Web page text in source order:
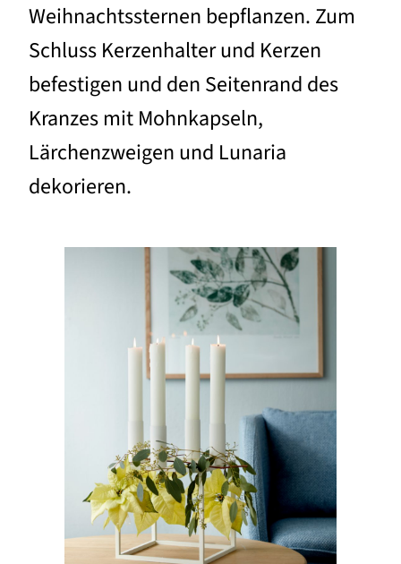
Weihnachtssternen bepflanzen. Zum
Schluss Kerzenhalter und Kerzen
befestigen und den Seitenrand des
Kranzes mit Mohnkapseln,
Lärchenzweigen und Lunaria
dekorieren.